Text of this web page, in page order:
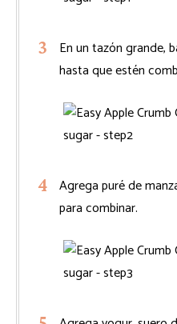
En un tazón grande,
hasta que estén
Agrega puré de
para combinar.